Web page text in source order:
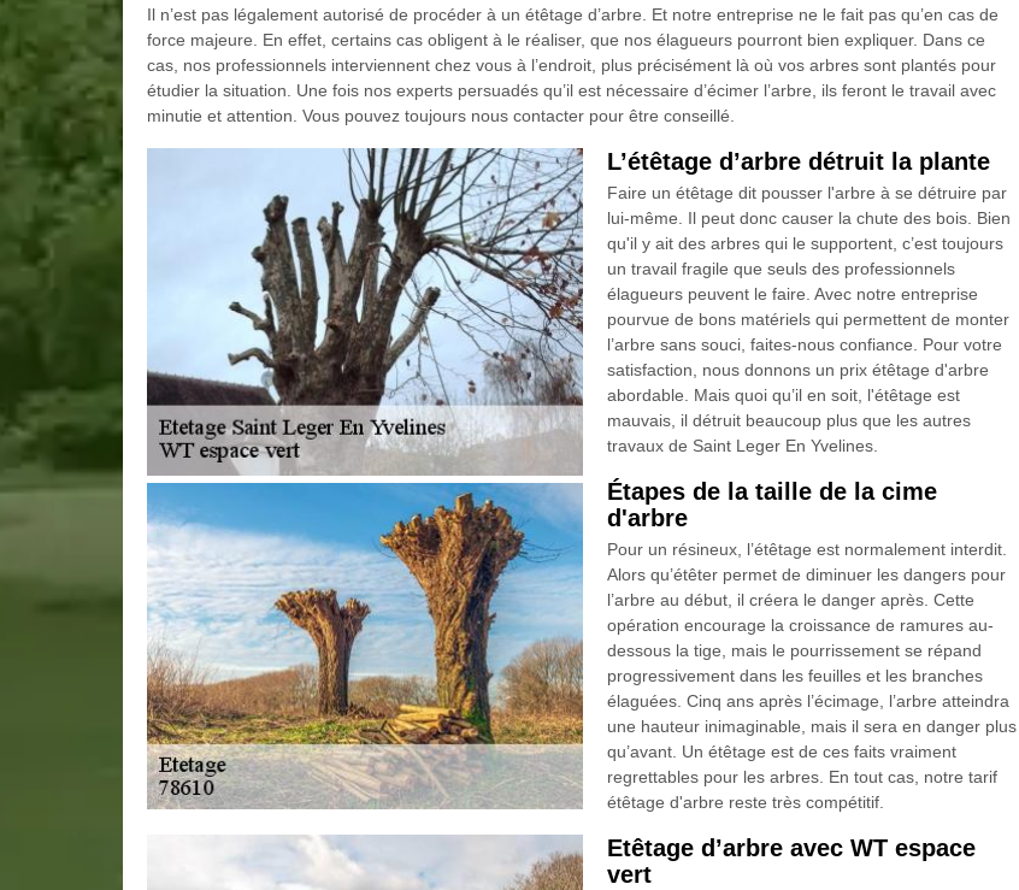
Il n’est pas légalement autorisé de procéder à un étêtage d’arbre. Et notre entreprise ne le fait pas qu’en cas de
force majeure. En effet, certains cas obligent à le réaliser, que nos élagueurs pourront bien expliquer. Dans ce
cas, nos professionnels interviennent chez vous à l’endroit, plus précisément là où vos arbres sont plantés pour
étudier la situation. Une fois nos experts persuadés qu’il est nécessaire d’écimer l’arbre, ils feront le travail avec
minutie et attention. Vous pouvez toujours nous contacter pour être conseillé.
L’étêtage d’arbre détruit la plante
Faire un étêtage dit pousser l'arbre à se détruire par
lui-même. Il peut donc causer la chute des bois. Bien
qu'il y ait des arbres qui le supportent, c’est toujours
un travail fragile que seuls des professionnels
élagueurs peuvent le faire. Avec notre entreprise
pourvue de bons matériels qui permettent de monter
l’arbre sans souci, faites-nous confiance. Pour votre
satisfaction, nous donnons un prix étêtage d'arbre
abordable. Mais quoi qu’il en soit, l'étêtage est
mauvais, il détruit beaucoup plus que les autres
travaux de Saint Leger En Yvelines.
Étapes de la taille de la cime
d'arbre
Pour un résineux, l’étêtage est normalement interdit.
Alors qu’étêter permet de diminuer les dangers pour
l’arbre au début, il créera le danger après. Cette
opération encourage la croissance de ramures au-
dessous la tige, mais le pourrissement se répand
progressivement dans les feuilles et les branches
élaguées. Cinq ans après l’écimage, l’arbre atteindra
une hauteur inimaginable, mais il sera en danger plus
qu’avant. Un étêtage est de ces faits vraiment
regrettables pour les arbres. En tout cas, notre tarif
étêtage d'arbre reste très compétitif.
Etêtage d’arbre avec WT espace
vert